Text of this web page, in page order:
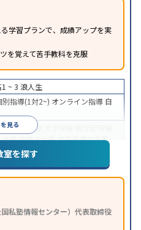
学習プランで、成績アップを実
を覚えて苦手教科を克服
見る
~ 3 浪人生
別指導(1対2~) オンライン指導 自
験 高校受験
対策内申点対策学習習慣の定着
対策推薦入試対策
数学特化
能
別指導塾アンケート調査方法を参
室を探す
私塾情報センター）代表取締役